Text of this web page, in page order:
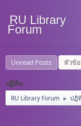
RU Library
Forum
Unread Posts หัวข้
ปฏิทิน
RU Library Forum ► ปฏิ